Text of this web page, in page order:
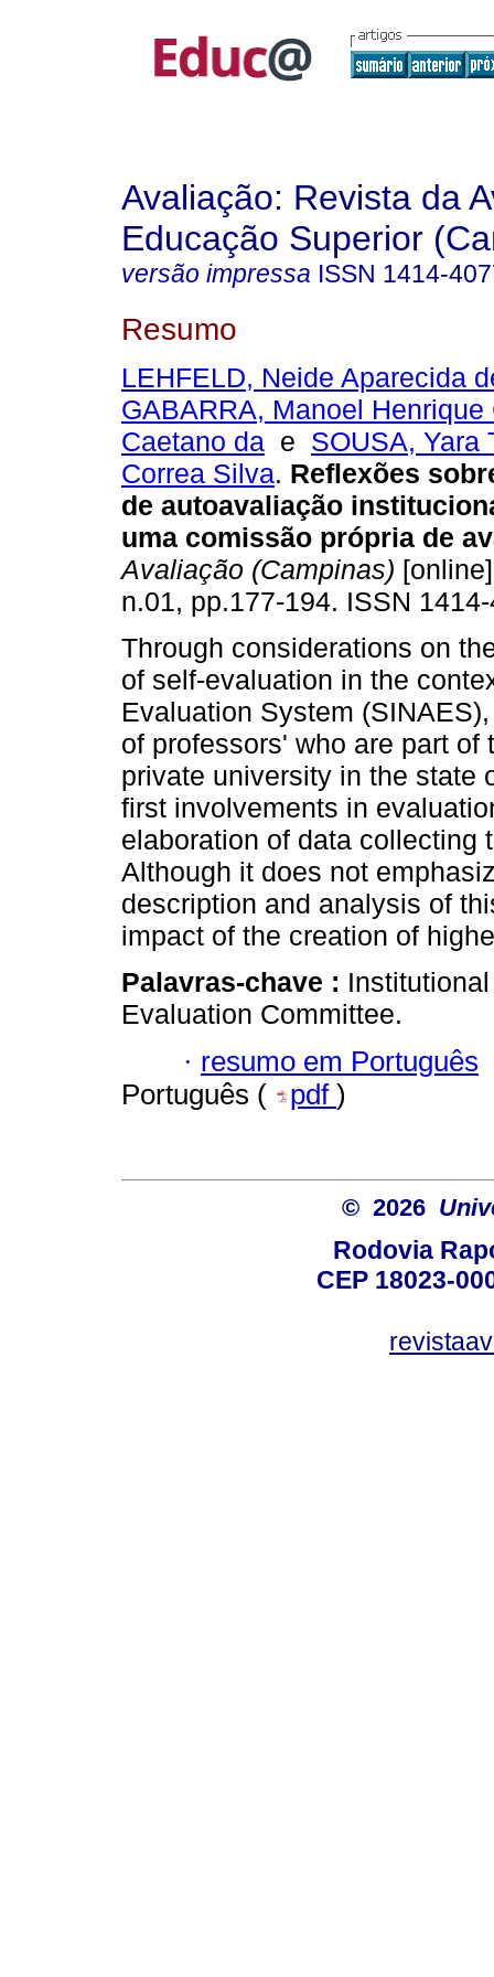
Avaliação: Revista da
Educação Superior
versão impressa ISSN 1414-
Resumo
LEHFELD, Neide Aparecida
GABARRA, Manoel Henrique
Caetano da e SOUSA, Yara
Correa Silva. Reflexões
de autoavaliação
uma comissão própria de
Avaliação (Campinas)
n.01, pp.177-194. ISSN
Through considerations on
of self-evaluation in the
Evaluation System
of professors' who are part
private university in the state
first involvements in
elaboration of data collecting
Although it does not
description and analysis of
impact of the creation of
Palavras-chave :
Evaluation Committee.
· resumo em Português
Português (
pdf )
© 2026
Rodovia
CEP 18023-